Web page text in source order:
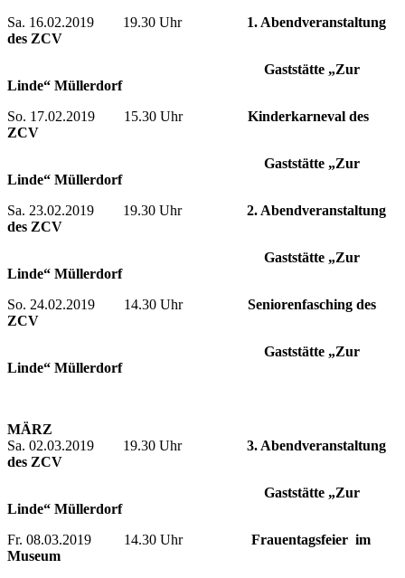
Sa. 16.02.2019 19.30 Uhr 1. Abendveranstaltung
des ZCV
Gaststätte „Zur
Linde“ Müllerdorf
So. 17.02.2019 15.30 Uhr Kinderkarneval des
ZCV
Gaststätte „Zur
Linde“ Müllerdorf
Sa. 23.02.2019 19.30 Uhr 2. Abendveranstaltung
des ZCV
Gaststätte „Zur
Linde“ Müllerdorf
So. 24.02.2019 14.30 Uhr Seniorenfasching des
ZCV
Gaststätte „Zur
Linde“ Müllerdorf
MÄRZ
Sa. 02.03.2019 19.30 Uhr 3. Abendveranstaltung
des ZCV
Gaststätte „Zur
Linde“ Müllerdorf
Fr. 08.03.2019 14.30 Uhr Frauentagsfeier im
Museum